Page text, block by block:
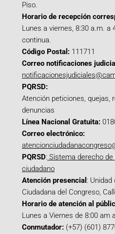
Piso.
Horario de recepción
Lunes a viernes, 8:30 a.m. a
continua.
Código Postal: 111711
Correo notificaciones
PQRSD:
Atención peticiones, quejas,
denuncias
Línea Nacional Gratuita:
Correo electrónico:
PQRSD: Sistema derecho de
ciudadano
Atención presencial : Unidad
Ciudadana del Congreso,
Horario de atención al
Lunes a Viernes de 8:00 am
Conmutador: (+57) (601)